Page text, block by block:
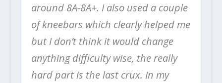
around 8A-8A+. I also used a couple
of kneebars which clearly helped me
but I don’t think it would change
anything difficulty wise, the really
hard part is the last crux. In my